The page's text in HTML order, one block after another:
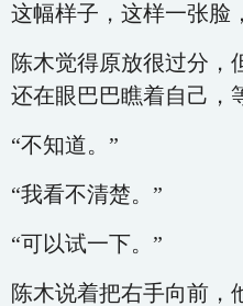
这幅样子，这样一张脸
陈木觉得原放很过分，
还在眼巴巴瞧着自己，
“不知道。”
“我看不清楚。”
“可以试一下。”
陈木说着把右手向前，